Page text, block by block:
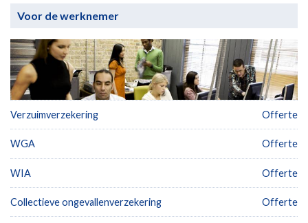
Voor de werknemer
Verzuimverzekering Offerte
WGA Offerte
WIA Offerte
Collectieve ongevallenverzekering Offerte